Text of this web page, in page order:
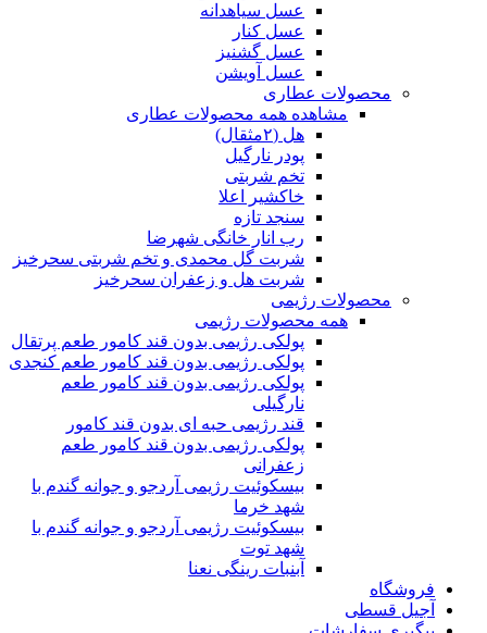
عسل سیاهدانه
عسل کنار
عسل گشنیز
عسل آویشن
محصولات عطاری
مشاهده همه محصولات عطاری
هل (۲مثقال)
پودر نارگیل
تخم شربتی
خاکشیر اعلا
سنجد تازه
رب انار خانگی شهرضا
شربت گل محمدی و تخم شربتی سحرخیز
شربت هل و زعفران سحرخیز
محصولات رژیمی
همه محصولات رژیمی
پولکی رژیمی بدون قند کامور طعم پرتقال
پولکی رژیمی بدون قند کامور طعم کنجدی
پولکی رژیمی بدون قند کامور طعم
نارگیلی
قند رژیمی حبه ای بدون قند کامور
پولکی رژیمی بدون قند کامور طعم
زعفرانی
بيسکوئيت رژیمی آردجو و جوانه گندم با
شهد خرما
بيسکوئيت رژیمی آردجو و جوانه گندم با
شهد توت
آبنبات رینگی نعنا
فروشگاه
آجیل قسطی